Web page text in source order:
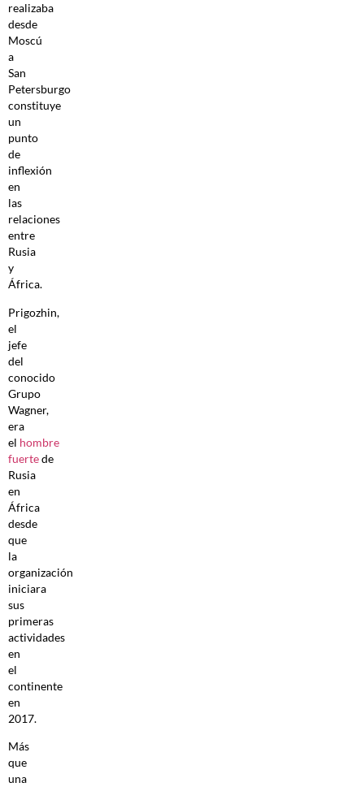
realizaba
desde
Moscú
a
San
Petersburgo
constituye
un
punto
de
inflexión
en
las
relaciones
entre
Rusia
y
África.
Prigozhin,
el
jefe
del
conocido
Grupo
Wagner,
era
el hombre
fuertede
Rusia
en
África
desde
que
la
organización
iniciara
sus
primeras
actividades
en
el
continente
en
2017.
Más
que
una